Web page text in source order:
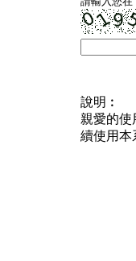
說明︰
親愛的使
續使用本